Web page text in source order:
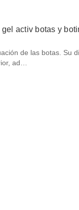
activ botas y
de las botas. Su
ad…